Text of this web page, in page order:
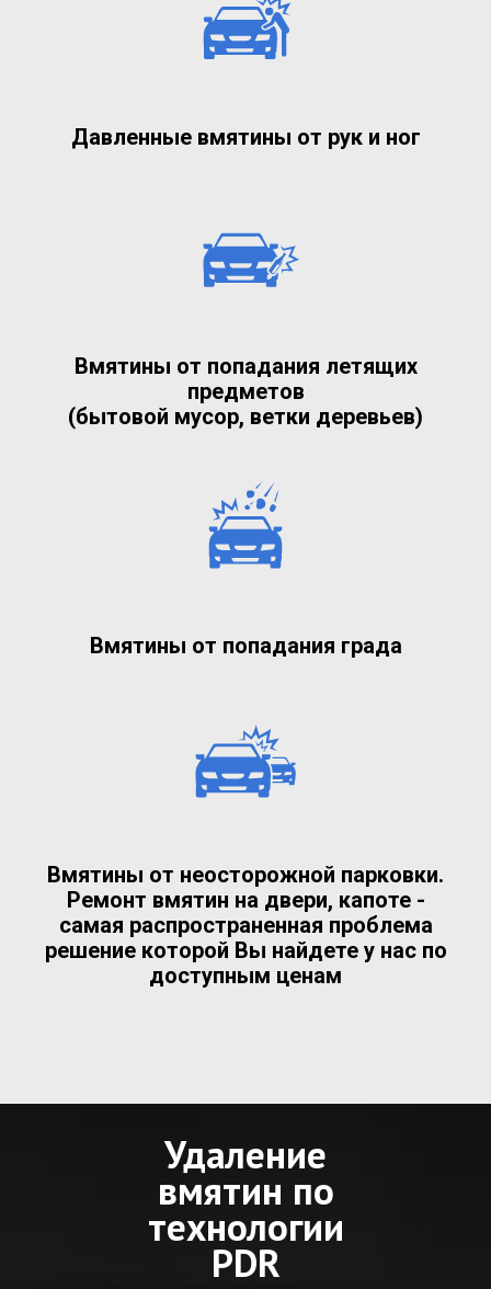
Давленные вмятины от рук и ног
Вмятины от попадания летящих
предметов
(бытовой мусор, ветки деревьев)
Вмятины от попадания града
Вмятины от неосторожной парковки.
Ремонт вмятин на двери, капоте -
самая распространенная проблема
решение которой Вы найдете у нас по
доступным ценам
Удаление
вмятин по
технологии
PDR